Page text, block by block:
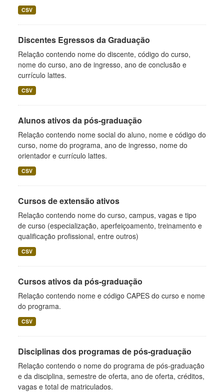
CSV
Discentes Egressos da Graduação
Relação contendo nome do discente, código do curso,
nome do curso, ano de ingresso, ano de conclusão e
currículo lattes.
CSV
Alunos ativos da pós-graduação
Relação contendo nome social do aluno, nome e código do
curso, nome do programa, ano de ingresso, nome do
orientador e currículo lattes.
CSV
Cursos de extensão ativos
Relação contendo nome do curso, campus, vagas e tipo
de curso (especialização, aperfeiçoamento, treinamento e
qualificação profissional, entre outros)
CSV
Cursos ativos da pós-graduação
Relação contendo nome e código CAPES do curso e nome
do programa.
CSV
Disciplinas dos programas de pós-graduação
Relação contendo o nome do programa de pós-graduação
e da disciplina, semestre de oferta, ano de oferta, créditos,
vagas e total de matriculados.